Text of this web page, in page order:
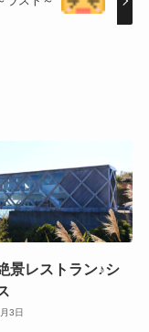
景レストラン♪シ
3日